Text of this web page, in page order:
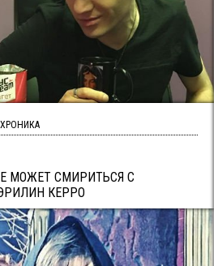
МОЖЕТ СМИРИТЬСЯ С
КЕРРО
ХРОНИКА